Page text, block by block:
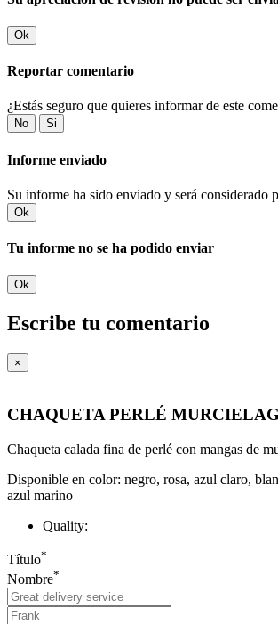
Ok
Reportar comentario
¿Estás seguro que quieres informar de este
No Si
Informe enviado
Su informe ha sido enviado y será considerado
Ok
Tu informe no se ha podido enviar
Ok
Escribe tu comentario
×
CHAQUETA PERLÉ
Chaqueta calada fina de perlé con mangas de
Disponible en color: negro, rosa, azul claro,
azul marino
Quality:
Título*
Nombre*